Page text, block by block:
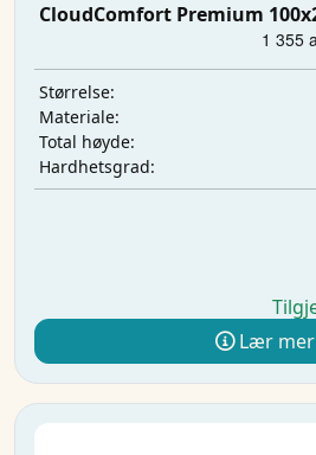
CloudComfort Premium
Størrelse:
Materiale:
Total høyde:
Hardhetsgrad:
Lær mer